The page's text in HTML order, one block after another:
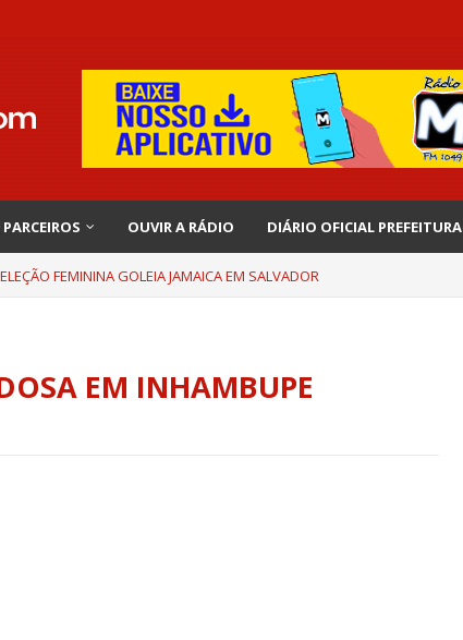
OUVIR A RÁDIO DIÁRIO OFICIAL PREFEITURA
FEMININA GOLEIA JAMAICA EM SALVADOR
EM INHAMBUPE